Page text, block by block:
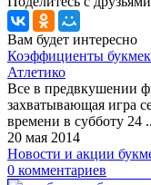
Вам будет интересно
Коэффициенты
Атлетико
Все в предвкушении
захватывающая игра
времени в субботу 24
20 мая 2014
Новости и акции
0 комментариев